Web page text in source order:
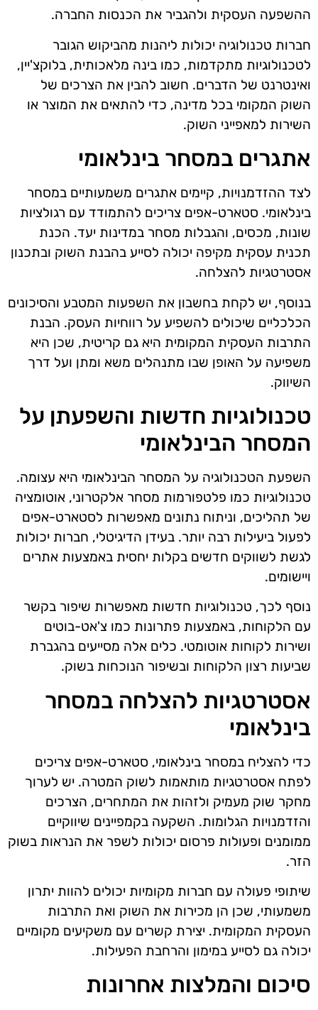
ההשפעה העסקית ולהגביר את הכנסות החברה.
חברות טכנולוגיה יכולות ליהנות מהביקוש הגובר
לטכנולוגיות מתקדמות, כמו בינה מלאכותית, בלוקצ'יין,
ואינטרנט של הדברים. חשוב להבין את הצרכים של
השוק המקומי בכל מדינה, כדי להתאים את המוצר או
השירות למאפייני השוק.
אתגרים במסחר בינלאומי
לצד ההזדמנויות, קיימים אתגרים משמעותיים במסחר
בינלאומי. סטארט-אפים צריכים להתמודד עם רגולציות
שונות, מכסים, והגבלות מסחר במדינות יעד. הכנת
תכנית עסקית מקיפה יכולה לסייע בהבנת השוק ובתכנון
אסטרטגיות להצלחה.
בנוסף, יש לקחת בחשבון את השפעות המטבע והסיכונים
הכלכליים שיכולים להשפיע על רווחיות העסק. הבנת
התרבות העסקית המקומית היא גם קריטית, שכן היא
משפיעה על האופן שבו מתנהלים משא ומתן ועל דרך
השיווק.
טכנולוגיות חדשות והשפעתן על
המסחר הבינלאומי
השפעת הטכנולוגיה על המסחר הבינלאומי היא עצומה.
טכנולוגיות כמו פלטפורמות מסחר אלקטרוני, אוטומציה
של תהליכים, וניתוח נתונים מאפשרות לסטארט-אפים
לפעול ביעילות רבה יותר. בעידן הדיגיטלי, חברות יכולות
לגשת לשווקים חדשים בקלות יחסית באמצעות אתרים
ויישומים.
נוסף לכך, טכנולוגיות חדשות מאפשרות שיפור בקשר
עם הלקוחות, באמצעות פתרונות כמו צ'אט-בוטים
ושירות לקוחות אוטומטי. כלים אלה מסייעים בהגברת
שביעות רצון הלקוחות ובשיפור הנוכחות בשוק.
אסטרטגיות להצלחה במסחר
בינלאומי
כדי להצליח במסחר בינלאומי, סטארט-אפים צריכים
לפתח אסטרטגיות מותאמות לשוק המטרה. יש לערוך
מחקר שוק מעמיק ולזהות את המתחרים, הצרכים
והזדמנויות הגלומות. השקעה בקמפיינים שיווקיים
ממומנים ופעולות פרסום יכולות לשפר את הנראות בשוק
הזר.
שיתופי פעולה עם חברות מקומיות יכולים להוות יתרון
משמעותי, שכן הן מכירות את השוק ואת התרבות
העסקית המקומית. יצירת קשרים עם משקיעים מקומיים
יכולה גם לסייע במימון והרחבת הפעילות.
סיכום והמלצות אחרונות